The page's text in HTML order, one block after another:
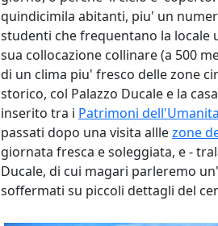
quindicimila abitanti, piu' un
studenti che frequentano la locale
sua collocazione collinare (a 500
di un clima piu' fresco delle zone
storico, col Palazzo Ducale e la
inserito tra i Patrimoni
passati dopo una visita alllezone
giornata fresca e soleggiata, e -
Ducale, di cui magari parleremo
soffermati su piccoli dettagli del